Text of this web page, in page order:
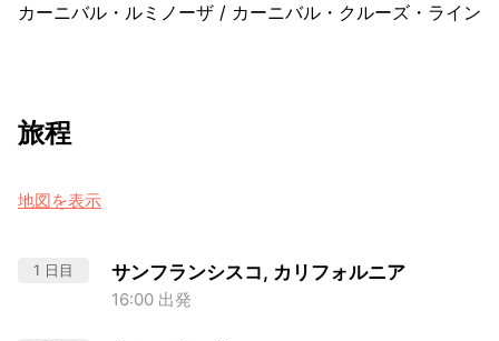
カーニバル・ルミノーザ / カーニバル・クルーズ・ライン
旅程
地図を表示
1 日目 サンフランシスコ, カリフォルニア
16:00 出発